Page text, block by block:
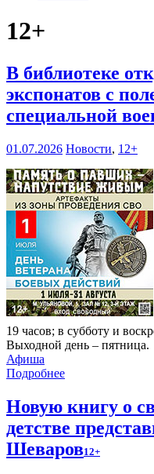
12+
В библиотеке
экспонатов с
специальной
01.07.2026 Новости, 12+
19 часов; в субботу и
Выходной день – пятница.
Афиша
Подробнее
Новую книгу о
детстве
Шеваров12+